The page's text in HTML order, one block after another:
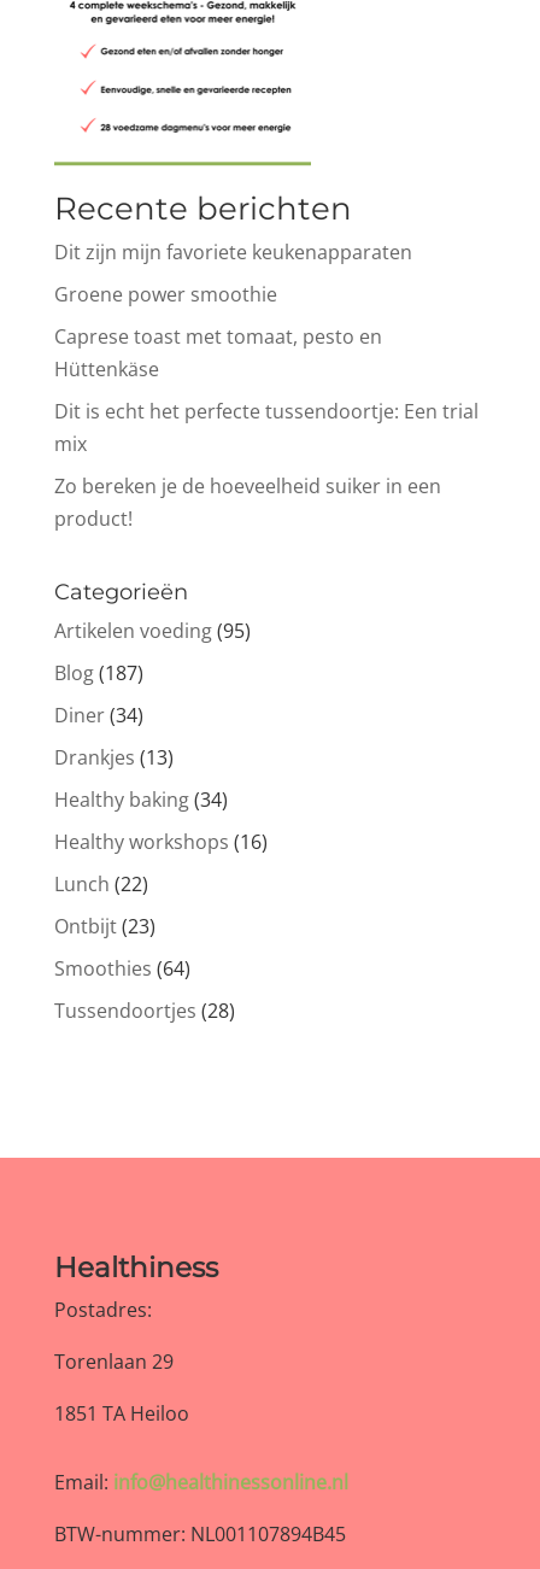
Recente berichten
Dit zijn mijn favoriete keukenapparaten
Groene power smoothie
Caprese toast met tomaat, pesto en
Hüttenkäse
Dit is echt het perfecte tussendoortje: Een trial
mix
Zo bereken je de hoeveelheid suiker in een
product!
Categorieën
Artikelen voeding(95)
Blog(187)
Diner(34)
Drankjes (13)
Healthy baking(34)
Healthy workshops (16)
Lunch (22)
Ontbijt(23)
Smoothies (64)
Tussendoortjes (28)
Healthiness
Postadres:
Torenlaan 29
1851 TA Heiloo
Email: info@healthinessonline.nl
BTW-nummer: NL001107894B45